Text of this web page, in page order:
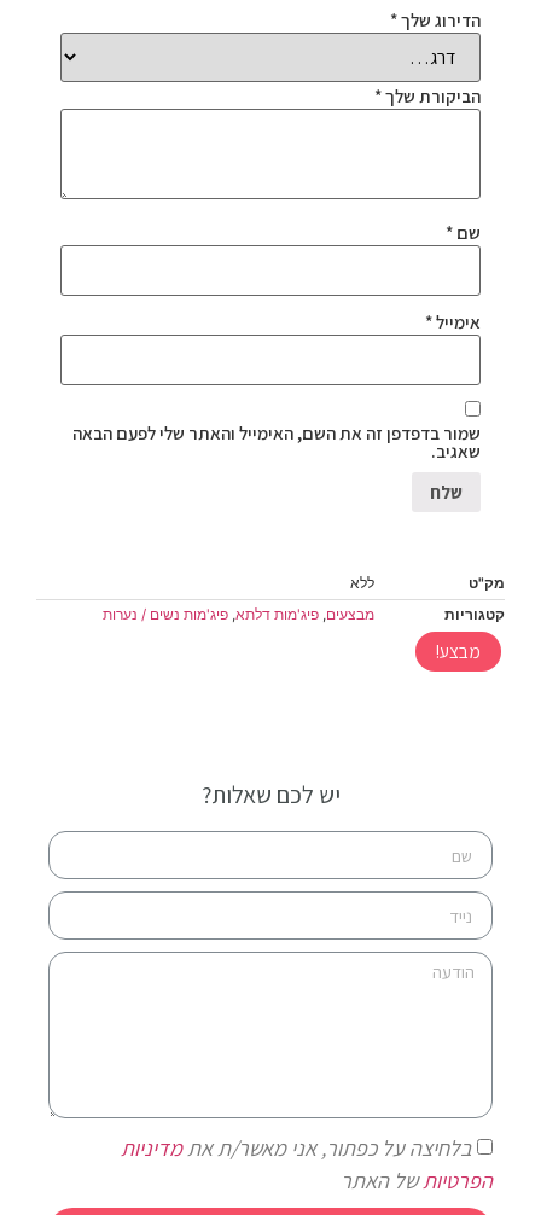
הדירוג שלך*
הביקורת שלך*
שם *
אימייל*
שמור בדפדפן זה את השם, האימייל והאתר שלי לפעם הבאה
שאגיב.
מק"ט
ללא
קטגוריות
מבצעים, פיג'מות דלתא, פיג'מות נשים / נערות
מבצע!
יש לכם שאלות?
בלחיצה על כפתור, אני מאשר/ת אתמדיניות
הפרטיותשל האתר